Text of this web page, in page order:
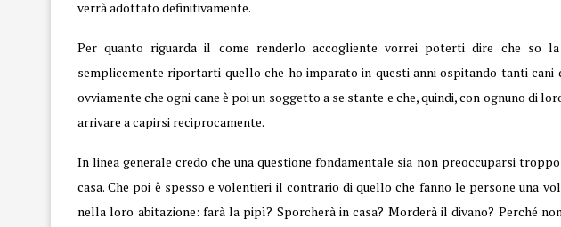
verrà adottato definitivamente.
Per quanto riguarda il come renderlo accogliente vorrei poterti dire che so
semplicemente riportarti quello che ho imparato in questi anni ospitando tanti cani
ovviamente che ogni cane è poi un soggetto a se stante e che, quindi, con ognuno di
arrivare a capirsi reciprocamente.
In linea generale credo che una questione fondamentale sia non preoccuparsi
casa. Che poi è spesso e volentieri il contrario di quello che fanno le persone una
nella loro abitazione: farà la pipì? Sporcherà in casa? Morderà il divano? Perché